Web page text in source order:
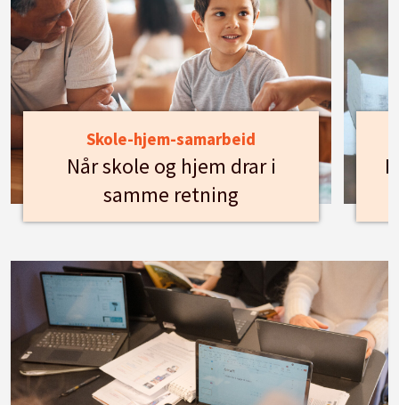
Skole-hjem-samarbeid
Når skole og hjem drar i
samme retning